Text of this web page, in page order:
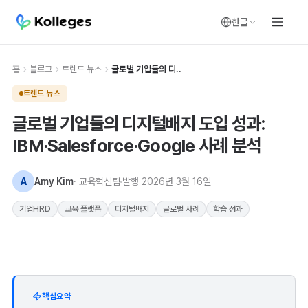
한글
홈 블로그 트렌드 뉴스 글로벌 기업들의 디..
트렌드 뉴스
글로벌 기업들의 디지털배지 도입 성과:
IBM·Salesforce·Google 사례 분석
A Amy Kim· 교육혁신팀 발행 2026년 3월 16일
기업HRD 교육 플랫폼 디지털배지 글로벌 사례 학습 성과
핵심요약